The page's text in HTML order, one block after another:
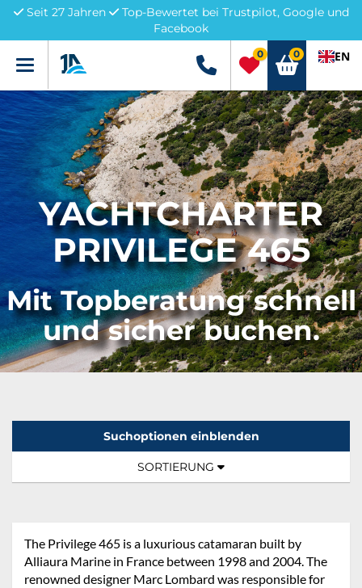
Seit 27 Jahren
Top-Bewertet bei Trustpilot, Google und
Facebook
Menü +49 5741 3222690
0 0 EN
YACHTCHARTER
PRIVILEGE 465
Mit Topberatung schnell
und sicher buchen.
Suchoptionen einblenden
TOGGLE NAVIGATION
SORTIERUNG
The Privilege 465 is a luxurious catamaran built by
Alliaura Marine in France between 1998 and 2004. The
renowned designer Marc Lombard was responsible for